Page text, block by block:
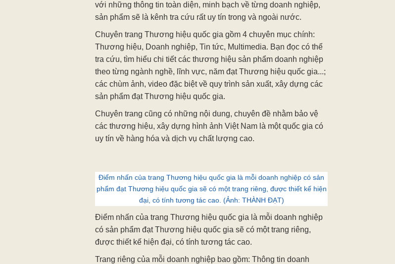
với những thông tin toàn diện, minh bạch về từng doanh nghiệp,
sản phẩm sẽ là kênh tra cứu rất uy tín trong và ngoài nước.
Chuyên trang Thương hiệu quốc gia gồm 4 chuyên mục chính:
Thương hiệu, Doanh nghiệp, Tin tức, Multimedia. Bạn đọc có thể
tra cứu, tìm hiểu chi tiết các thương hiệu sản phẩm doanh nghiệp
theo từng ngành nghề, lĩnh vực, năm đạt Thương hiệu quốc gia...;
các chùm ảnh, video đặc biệt về quy trình sản xuất, xây dựng các
sản phẩm đạt Thương hiệu quốc gia.
Chuyên trang cũng có những nội dung, chuyên đề nhằm bảo vệ
các thương hiệu, xây dựng hình ảnh Việt Nam là một quốc gia có
uy tín về hàng hóa và dịch vụ chất lượng cao.
Điểm nhấn của trang Thương hiệu quốc gia là mỗi doanh nghiệp có sản
phẩm đạt Thương hiệu quốc gia sẽ có một trang riêng, được thiết kế hiện
đại, có tính tương tác cao. (Ảnh: THÀNH ĐẠT)
Điểm nhấn của trang Thương hiệu quốc gia là mỗi doanh nghiệp
có sản phẩm đạt Thương hiệu quốc gia sẽ có một trang riêng,
được thiết kế hiện đại, có tính tương tác cao.
Trang riêng của mỗi doanh nghiệp bao gồm: Thông tin doanh